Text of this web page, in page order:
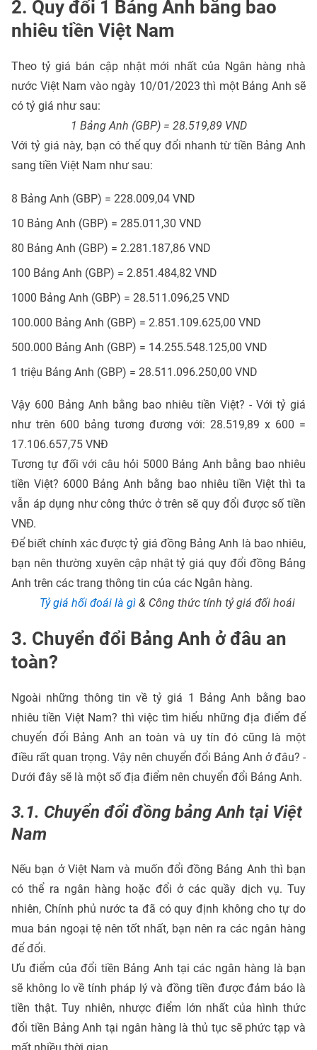
2. Quy đổi 1 Bảng Anh bằng bao
nhiêu tiền Việt Nam
Theo tỷ giá bán cập nhật mới nhất của Ngân hàng nhà
nước Việt Nam vào ngày 10/01/2023 thì một Bảng Anh sẽ
có tỷ giá như sau:
1 Bảng Anh (GBP) = 28.519,89 VND
Với tỷ giá này, bạn có thể quy đổi nhanh từ tiền Bảng Anh
sang tiền Việt Nam như sau:
8 Bảng Anh (GBP) = 228.009,04 VND
10 Bảng Anh (GBP) = 285.011,30 VND
80 Bảng Anh (GBP) = 2.281.187,86 VND
100 Bảng Anh (GBP) = 2.851.484,82 VND
1000 Bảng Anh (GBP) = 28.511.096,25 VND
100.000 Bảng Anh (GBP) = 2.851.109.625,00 VND
500.000 Bảng Anh (GBP) = 14.255.548.125,00 VND
1 triệu Bảng Anh (GBP) = 28.511.096.250,00 VND
Vậy 600 Bảng Anh bằng bao nhiêu tiền Việt? - Với tỷ giá
như trên 600 bảng tương đương với: 28.519,89 x 600 =
17.106.657,75 VNĐ
Tương tự đối với câu hỏi 5000 Bảng Anh bằng bao nhiêu
tiền Việt? 6000 Bảng Anh bằng bao nhiêu tiền Việt thì ta
vẫn áp dụng như công thức ở trên sẽ quy đổi được số tiền
VNĐ.
Để biết chính xác được tỷ giá đồng Bảng Anh là bao nhiêu,
bạn nên thường xuyên cập nhật tỷ giá quy đổi đồng Bảng
Anh trên các trang thông tin của các Ngân hàng.
Tỷ giá hối đoái là gì & Công thức tính tỷ giá đối hoái
3. Chuyển đổi Bảng Anh ở đâu an
toàn?
Ngoài những thông tin về tỷ giá 1 Bảng Anh bằng bao
nhiêu tiền Việt Nam? thì việc tìm hiểu những địa điểm để
chuyển đổi Bảng Anh an toàn và uy tín đó cũng là một
điều rất quan trọng. Vậy nên chuyển đổi Bảng Anh ở đâu? -
Dưới đây sẽ là một số địa điểm nên chuyển đổi Bảng Anh.
3.1. Chuyển đổi đồng bảng Anh tại Việt
Nam
Nếu bạn ở Việt Nam và muốn đổi đồng Bảng Anh thì bạn
có thể ra ngân hàng hoặc đổi ở các quầy dịch vụ. Tuy
nhiên, Chính phủ nước ta đã có quy định không cho tự do
mua bán ngoại tệ nên tốt nhất, bạn nên ra các ngân hàng
để đổi.
Ưu điểm của đổi tiền Bảng Anh tại các ngân hàng là bạn
sẽ không lo về tính pháp lý và đồng tiền được đảm bảo là
tiền thật. Tuy nhiên, nhược điểm lớn nhất của hình thức
đổi tiền Bảng Anh tại ngân hàng là thủ tục sẽ phức tạp và